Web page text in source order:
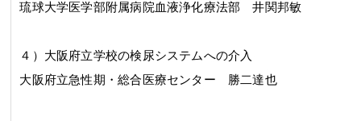
琉球大学医学部附属病院血液浄化療法部 井関邦敏
４）大阪府立学校の検尿システムへの介入
大阪府立急性期・総合医療センター 勝二達也